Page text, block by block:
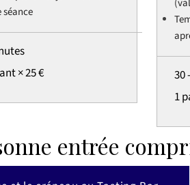
séance
× 25 €
30
1
entrée